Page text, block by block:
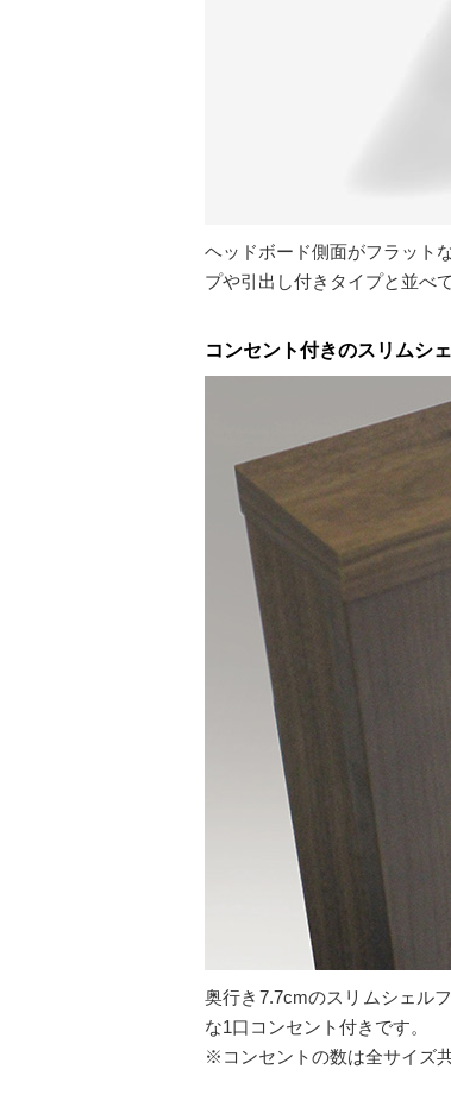
ヘッドボード側面がフラット
プや引出し付きタイプと並べ
コンセント付きのスリムシ
奥行き7.7cmのスリムシェル
な1口コンセント付きです。
※コンセントの数は全サイズ